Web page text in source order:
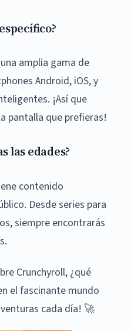
amplia gama de
Android, iOS, y
¡Así que
pantalla que prefieras!
las edades?
contenido
Desde series para
siempre encontrarás
Crunchyroll, ¿qué
el fascinante mundo
cada día! 🚀